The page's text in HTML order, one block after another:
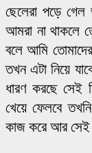
ছেলেরা পড়ে গেল
আমরা না থাকলে
বলে আমি
তখন এটা নিয়ে
ধারণ করছে সেই
খেয়ে ফেলবে
কাজ করে আর সেই